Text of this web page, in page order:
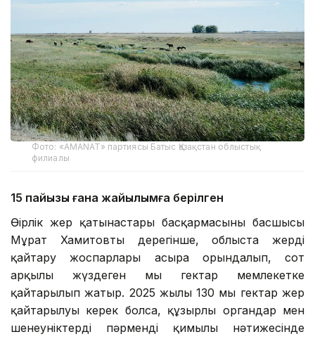
Фото: «AMANAT» партиясы Батыс Қазақстан облыстық
филиалы
15 пайызы ғана жайылымға берілген
Өңірлік жер қатынастары басқармасының басшысы
Мұрат Хамитовтың дерегінше, облыста жерді
қайтару жоспарлары асыра орындалып, сот
арқылы жүздеген мың гектар мемлекетке
қайтарылып жатыр. 2025 жылы 130 мың гектар жер
қайтарылуы керек болса, құзырлы органдар мен
шенеуніктердің пәрменді қимылы нәтижесінде